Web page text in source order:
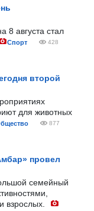
8 августа стал
Спорт 428
второй
для животных
877
провел
семейный
взрослых.